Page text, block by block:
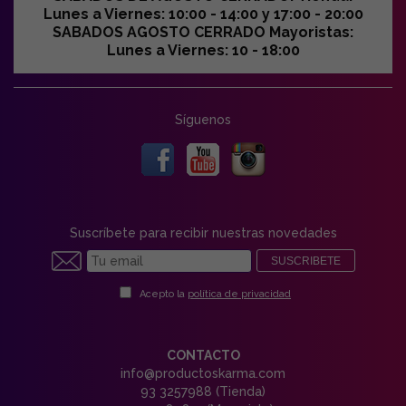
Lunes a Viernes: 10:00 - 14:00 y 17:00 - 20:00
SABADOS AGOSTO CERRADO Mayoristas:
Lunes a Viernes: 10 - 18:00
Síguenos
Suscríbete para recibir nuestras novedades
SUSCRIBETE
Acepto la política de privacidad
CONTACTO
info@productoskarma.com
93 3257988 (Tienda)